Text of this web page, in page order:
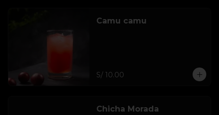
Camu camu
S/ 10.00
Chicha Morada